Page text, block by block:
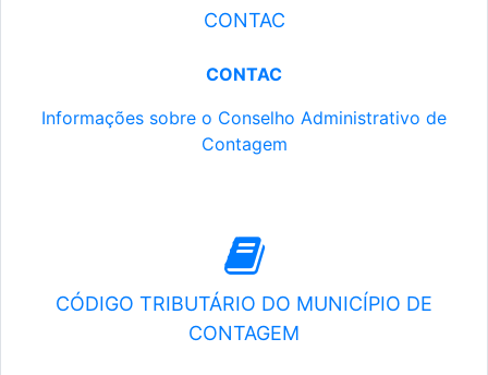
CONTAC
CONTAC
Informações sobre o Conselho Administrativo de
Contagem
CÓDIGO TRIBUTÁRIO DO MUNICÍPIO DE
CONTAGEM